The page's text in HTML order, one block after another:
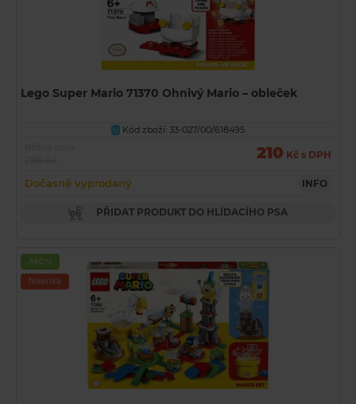
Lego Super Mario 71370 Ohnivý Mario – obleček
U
Kód zboží: 33-027/00/618495
210 Kč s DPH
Dočasně vyprodaný INFO
PŘIDAT PRODUKT DO HLÍDACÍHO PSA
Akční
Novinka